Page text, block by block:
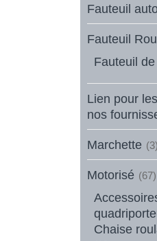
Fauteuil
Fauteuil
Fauteuil
Lien pour
nos
Marchette (3)
Motorisé (67)
Chaise